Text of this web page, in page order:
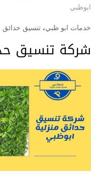
ابوظبي
خدمات ابو ظبي، تنسيق حدائق
شركة تنسيق